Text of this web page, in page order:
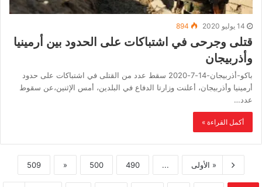
14 يوليو 2020 894
قتلى وجرحى في اشتباكات على الحدود بين أرمينيا
وأذربيجان
باكو-أذربيجان-14-7-2020 سقط عدد من القتلى في اشتباكات على حدود
أرمينيا وأذربيجان، أعلنت وزارتا الدفاع في البلدين، أمس الإثنين،عن سقوط
عدد…
أكمل القراءة »
« الأولى ...
490
500
«
509